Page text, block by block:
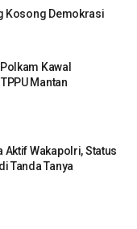
Kosong Demokrasi
Kawal
Mantan
Wakapolri, Status
Tanda Tanya